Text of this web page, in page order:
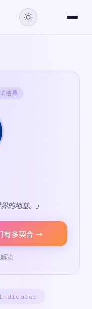
结果
的地基。」
有多契合 →
读